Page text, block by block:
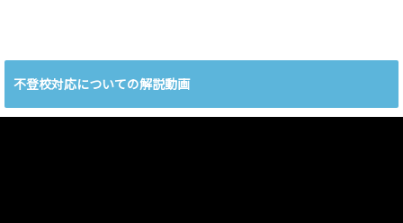
不登校対応についての解説動画